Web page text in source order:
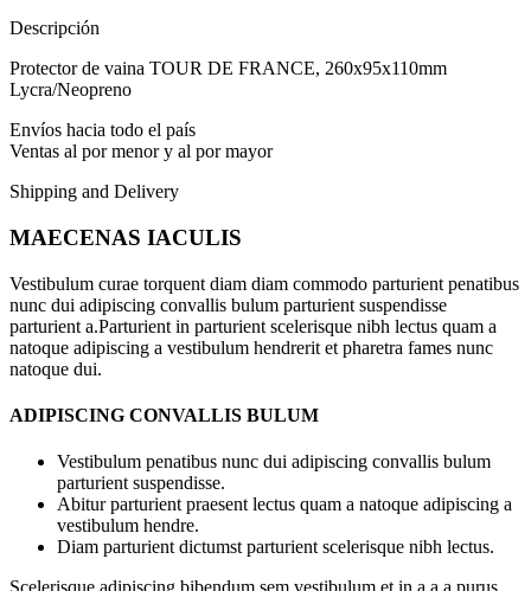
Descripción
Protector de vaina TOUR DE FRANCE, 260x95x110mm
Lycra/Neopreno
Envíos hacia todo el país
Ventas al por menor y al por mayor
Shipping and Delivery
MAECENAS IACULIS
Vestibulum curae torquent diam diam commodo parturient penatibus
nunc dui adipiscing convallis bulum parturient suspendisse
parturient a.Parturient in parturient scelerisque nibh lectus quam a
natoque adipiscing a vestibulum hendrerit et pharetra fames nunc
natoque dui.
ADIPISCING CONVALLIS BULUM
Vestibulum penatibus nunc dui adipiscing convallis bulum
parturient suspendisse.
Abitur parturient praesent lectus quam a natoque adipiscing a
vestibulum hendre.
Diam parturient dictumst parturient scelerisque nibh lectus.